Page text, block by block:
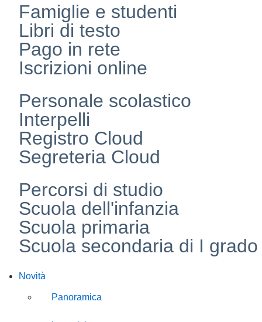
Famiglie e studenti
Libri di testo
Pago in rete
Iscrizioni online
Personale scolastico
Interpelli
Registro Cloud
Segreteria Cloud
Percorsi di studio
Scuola dell'infanzia
Scuola primaria
Scuola secondaria di I grado
Novità
Panoramica